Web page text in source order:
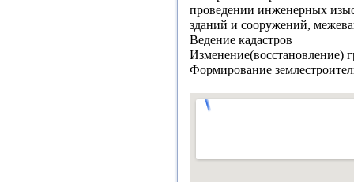
проведении инженерных
зданий и сооружений,
Ведение кадастров
Изменение(восстановление)
Формирование